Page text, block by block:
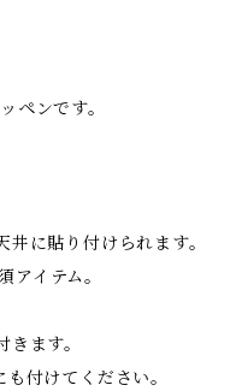
ンです。
に貼り付けられます。
イテム。
ます。
付けてください。